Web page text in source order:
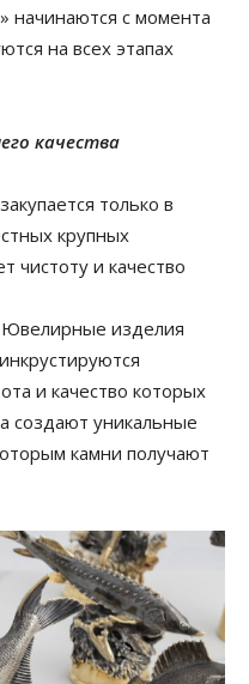
начинаются с момента
на всех этапах
качества
только в
крупных
чистоту и качество
Ювелирные изделия
и качество которых
создают уникальные
камни получают